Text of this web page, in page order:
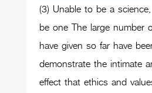
(3) Unable to be a
be one The large number
have given so far have
demonstrate the intimate
effect that ethics and